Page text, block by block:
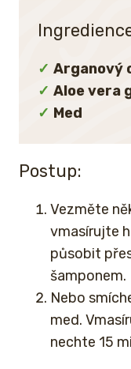
Arganový
Aloe vera
Med
Postup:
Vezměte
vmasírujte
působit
šamponem.
Nebo
med.
nechte 15